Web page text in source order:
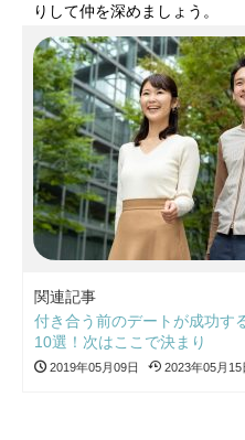
りして仲を深めましょう。
関連記事
付き合う前のデートが成功す
10選！次はここで決まり
2019年05月09日 2023年05月15